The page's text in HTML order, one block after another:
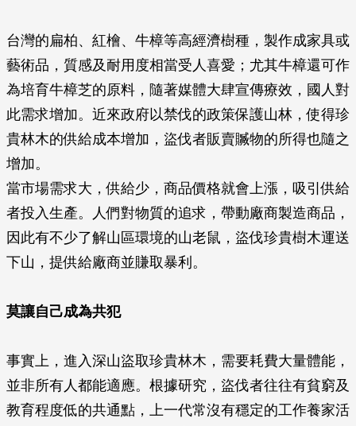
台灣的扁柏、紅檜、牛樟等高經濟樹種，製作成家具或
藝術品，質感及耐用度相當受人喜愛；尤其牛樟還可作
為培育牛樟芝的原料，隨著媒體大肆宣傳療效，國人對
此需求增加。近來政府以禁伐的政策保護山林，使得珍
貴林木的供給成本增加，盜伐者販賣贓物的所得也隨之
增加。
當市場需求大，供給少，商品價格就會上漲，吸引供給
者投入生產。人們對物質的追求，帶動廠商製造商品，
因此有不少了解山區環境的山老鼠，盜伐珍貴樹木運送
下山，提供給廠商並賺取暴利。
莫讓自己成為共犯
事實上，進入深山盜取珍貴林木，需要耗費大量體能，
並非所有人都能適應。根據研究，盜伐者往往有貧窮及
教育程度低的共通點，上一代常沒有穩定的工作養家活